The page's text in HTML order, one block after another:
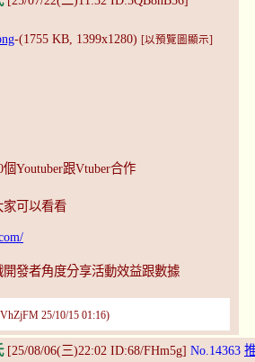
-(1755 KB, 1399x1280) [以預覽圖顯示]
Youtuber跟Vtuber合作
家可以看看
發者角度分享活動效益跟數據
25/10/15 01:16)
[25/08/06(三)22:02 ID:68/FHm5g] No.14363